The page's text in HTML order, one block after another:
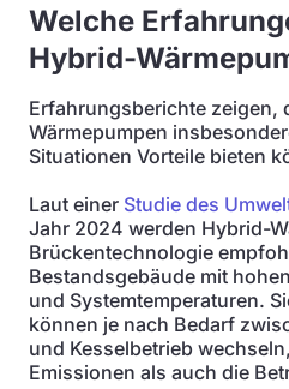
Welche
Hybrid-
Erfahrungsberichte zeigen,
Wärmepumpen
Situationen Vorteile bieten
Laut einer Studie des
Jahr 2024 werden Hybrid-
Brückentechnologie
Bestandsgebäude mit
und Systemtemperaturen.
können je nach Bedarf
und Kesselbetrieb
Emissionen als auch die